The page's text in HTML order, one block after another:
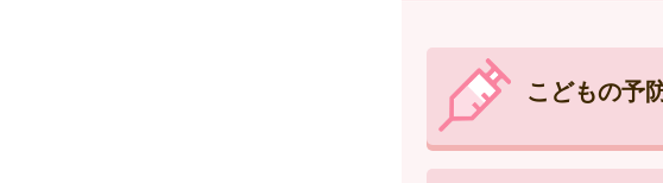
こどもの予